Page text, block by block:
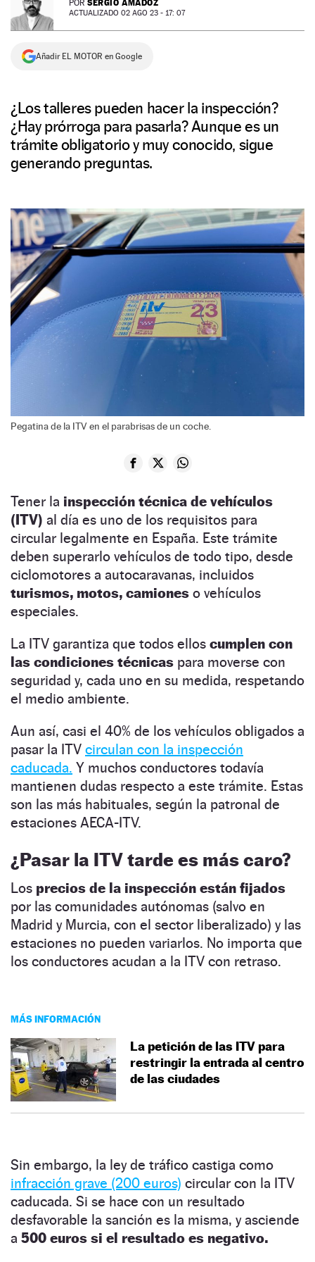
NEWSLETTER
SÍGUENOS
POR SERGIO AMADOZ
ACTUALIZADO 02 AGO 23 - 17: 07
Añadir EL MOTOR en Google
¿Los talleres pueden hacer la inspección?
¿Hay prórroga para pasarla? Aunque es un
trámite obligatorio y muy conocido, sigue
generando preguntas.
Pegatina de la ITV en el parabrisas de un coche.
Tener la inspección técnica de vehículos
(ITV) al día es uno de los requisitos para
circular legalmente en España. Este trámite
deben superarlo vehículos de todo tipo, desde
ciclomotores a autocaravanas, incluidos
turismos, motos, camiones o vehículos
especiales.
La ITV garantiza que todos ellos cumplen con
las condiciones técnicas para moverse con
seguridad y, cada uno en su medida, respetando
el medio ambiente.
Aun así, casi el 40% de los vehículos obligados a
pasar la ITV circulan con la inspección
caducada. Y muchos conductores todavía
mantienen dudas respecto a este trámite. Estas
son las más habituales, según la patronal de
estaciones AECA-ITV.
¿Pasar la ITV tarde es más caro?
Los precios de la inspección están fijados
por las comunidades autónomas (salvo en
Madrid y Murcia, con el sector liberalizado) y las
estaciones no pueden variarlos. No importa que
los conductores acudan a la ITV con retraso.
MÁS INFORMACIÓN
La petición de las ITV para
restringir la entrada al centro
de las ciudades
Sin embargo, la ley de tráfico castiga como
infracción grave (200 euros) circular con la ITV
caducada. Si se hace con un resultado
desfavorable la sanción es la misma, y asciende
a 500 euros si el resultado es negativo.